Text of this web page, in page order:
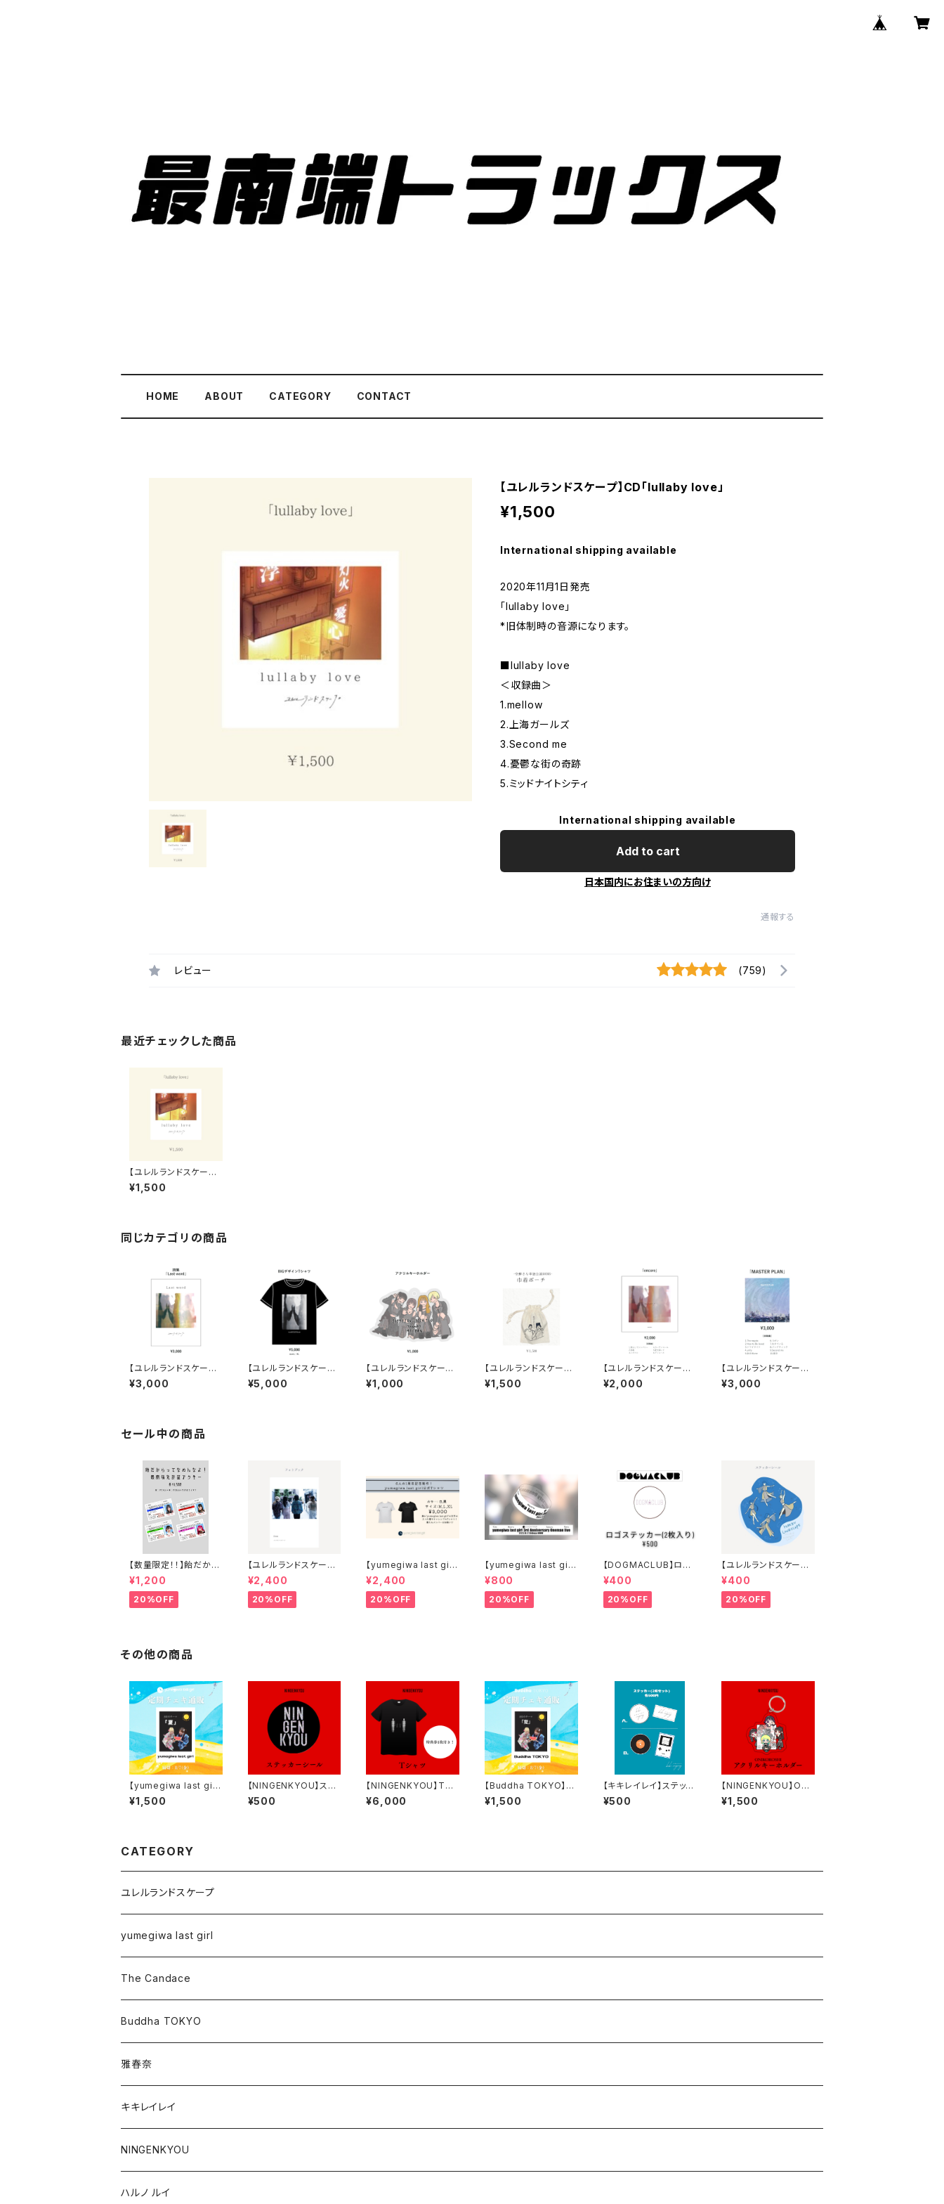
HOME ABOUT CATEGORY CONTACT
【ユレルランドスケープ】CD「lullaby love」
¥1,500
International shipping available
2020年11月1日発売
「lullaby love」
*旧体制時の音源になります。
■lullaby love
＜収録曲＞
1.mellow
2.上海ガールズ
3.Second me
4.憂鬱な街の奇跡
5.ミッドナイトシティ
International shipping available
Add to cart
日本国内にお住まいの方向け
通報する
レビュー (759)
最近チェックした商品
【ユレルランドスケープ】
CD「lullaby love」
¥1,500
同じカテゴリの商品
【ユレルランドスケープ】
詩集 「Last word」
¥3,000
【ユレルランドスケープ】
BIGデザインTシャツ
¥5,000
【ユレルランドスケープ】
アクリルキーホルダー
¥1,000
【ユレルランドスケープ】
空蝉さな・巾着ポーチ
¥1,500
【ユレルランドスケープ】
CD「encore」
¥2,000
【ユレルランドスケープ】
CD「MASTER PLAN」
¥3,000
セール中の商品
【数量限定！！】飴だから
ってなめんなよ！最南端
免許証アクキー
¥1,200
20%OFF
【ユレルランドスケープ】
フォトブック
¥2,400
20%OFF
【yumegiwa last gir
l】Tシャツ
¥2,400
20%OFF
【yumegiwa last gir
l】Official Rubber Ba
nd
¥800
20%OFF
【DOGMACLUB】ロゴ
ステッカー(2枚入り)
¥400
20%OFF
【ユレルランドスケープ】
ステッカーシール
¥400
20%OFF
その他の商品
【yumegiwa last gir
l】毎月定期チェキ通販
(8月)
¥1,500
【NINGENKYOU】ステ
ッカーシール
¥500
【NINGENKYOU】Tシ
ャツ
¥6,000
【Buddha TOKYO】毎
月定期チェキ通販(8月)
¥1,500
【キキレイレイ】ステッカ
ー(2枚セット)A・B
¥500
【NINGENKYOU】ONI
KOROSHI アクリルキ
ーホルダー
¥1,500
CATEGORY
ユレルランドスケープ
yumegiwa last girl
The Candace
Buddha TOKYO
雅春奈
キキレイレイ
NINGENKYOU
ハルノ ルイ